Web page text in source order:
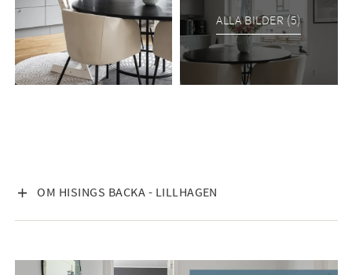
ALLA BILDER (5)
OM HISINGS BACKA - LILLHAGEN
VISA INNEHÅLL